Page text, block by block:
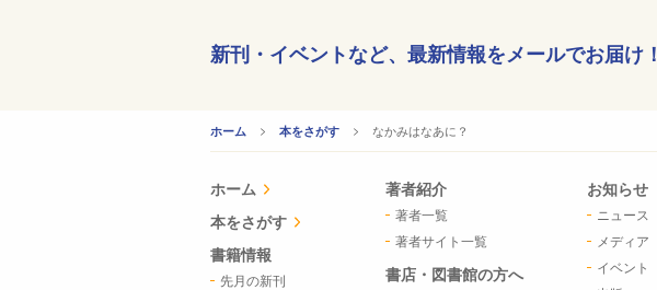
新刊・イベントなど、 最新情報をメールでお届け！
ホーム 本をさがす CURRENT:
なかみはなあに？
ホーム
本をさがす
書籍情報
先月の新刊
著者紹介
著者一覧
著者サイト一覧
書店・図書館の方へ
お知らせ
ニュース
メディア
イベント